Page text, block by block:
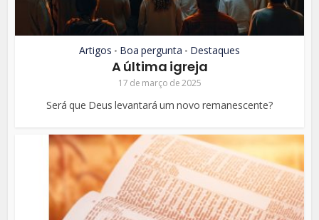
Artigos • Boa pergunta • Destaques
A última igreja
17 de março de 2025
Será que Deus levantará um novo remanescente?